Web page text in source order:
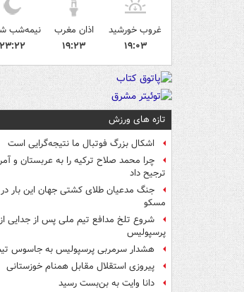
غروب خورشید
۱۹:۰۳
اذان مغرب
۱۹:۲۳
نیمه‌شب
۲۳:۲۲
تازه های ورزش
اشکال بزرگ فوتبال ما نتیجه‌گرایی است
چرا محمد صلاح ترکیه را به عربستان و
ترجیح داد
جنگ مدعیان طلای کشتی جهان این بار در
مسکو
شروع تلخ مدافع تیم ملی پس از جدایی از
پرسپولیس
هشدار سرمربی پرسپولیس به جاسوس
پیروزی استقلال مقابل همنام خوزستانی
دانا وایت به بن‌بست رسید